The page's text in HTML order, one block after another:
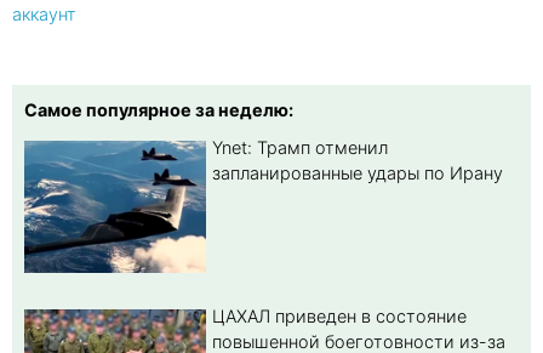
аккаунт
Самое популярное за неделю:
Ynet: Трамп отменил
запланированные удары по Ирану
ЦАХАЛ приведен в состояние
повышенной боеготовности из-за